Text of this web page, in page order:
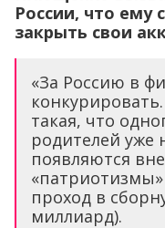
России, что ему
закрыть свои
«За Россию в
такая, что
родителей уже
появляются
«патриотизмы»
проход в
миллиард).